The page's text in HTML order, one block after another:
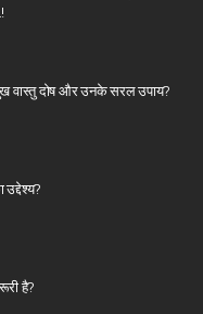
वास्तु दोष और उनके सरल उपाय?
है?